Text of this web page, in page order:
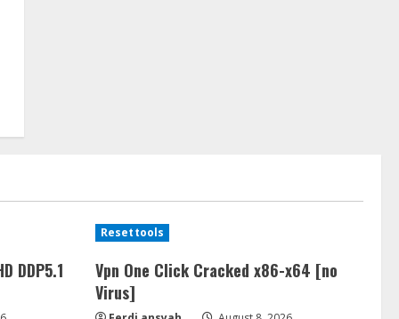
DDP5.1
Resettools
Vpn One Click Cracked x86-x64 [no
Virus]